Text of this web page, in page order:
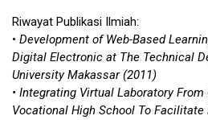
Riwayat Publikasi Ilmiah:
• Development of Web-Based
Digital Electronic at The Technical
University Makassar (2011)
• Integrating Virtual Laboratory
Vocational High School To